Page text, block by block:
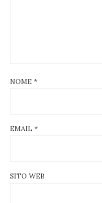
NOME *
EMAIL *
SITO WEB